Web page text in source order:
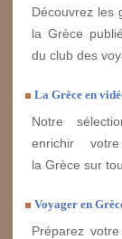
Découvrez les
la Grèce
du club des
La Grèce en
Notre
enrichir
la Grèce sur
Voyager en
Préparez